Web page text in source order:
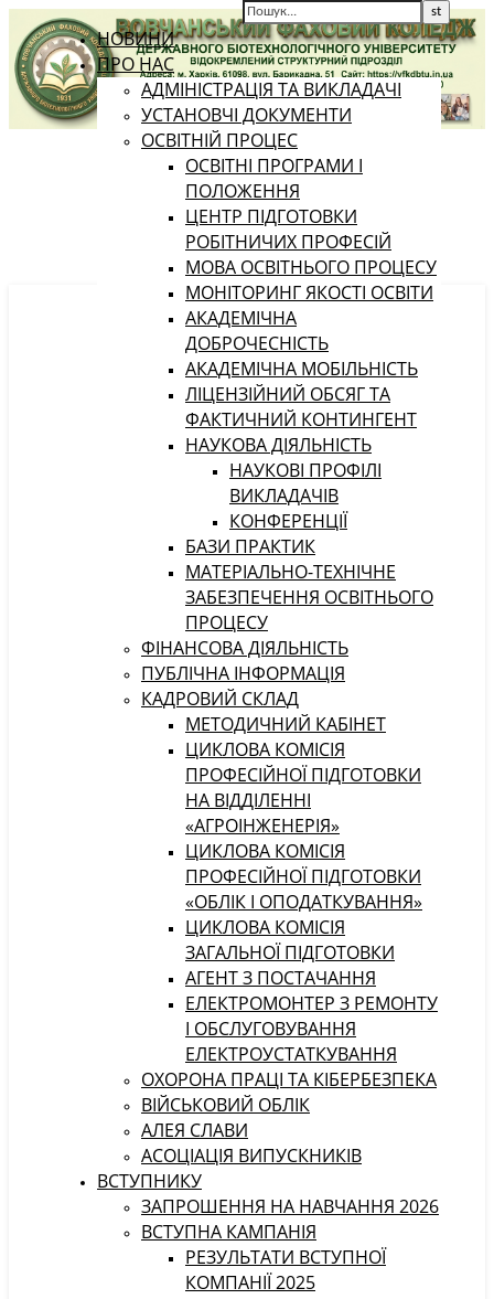
НОВИНИ
ПРО НАС
АДМІНІСТРАЦІЯ ТА ВИКЛАДАЧІ
УСТАНОВЧІ ДОКУМЕНТИ
ОСВІТНІЙ ПРОЦЕС
ОСВІТНІ ПРОГРАМИ І
ПОЛОЖЕННЯ
ЦЕНТР ПІДГОТОВКИ
РОБІТНИЧИХ ПРОФЕСІЙ
МОВА ОСВІТНЬОГО ПРОЦЕСУ
МОНІТОРИНГ ЯКОСТІ ОСВІТИ
АКАДЕМІЧНА
ДОБРОЧЕСНІСТЬ
АКАДЕМІЧНА МОБІЛЬНІСТЬ
ЛІЦЕНЗІЙНИЙ ОБСЯГ ТА
ФАКТИЧНИЙ КОНТИНГЕНТ
НАУКОВА ДІЯЛЬНІСТЬ
НАУКОВІ ПРОФІЛІ
ВИКЛАДАЧІВ
КОНФЕРЕНЦІЇ
БАЗИ ПРАКТИК
МАТЕРІАЛЬНО-ТЕХНІЧНЕ
ЗАБЕЗПЕЧЕННЯ ОСВІТНЬОГО
ПРОЦЕСУ
ФІНАНСОВА ДІЯЛЬНІСТЬ
ПУБЛІЧНА ІНФОРМАЦІЯ
КАДРОВИЙ СКЛАД
МЕТОДИЧНИЙ КАБІНЕТ
ЦИКЛОВА КОМІСІЯ
ПРОФЕСІЙНОЇ ПІДГОТОВКИ
НА ВІДДІЛЕННІ
«АГРОІНЖЕНЕРІЯ»
ЦИКЛОВА КОМІСІЯ
ПРОФЕСІЙНОЇ ПІДГОТОВКИ
«ОБЛІК І ОПОДАТКУВАННЯ»
ЦИКЛОВА КОМІСІЯ
ЗАГАЛЬНОЇ ПІДГОТОВКИ
АГЕНТ З ПОСТАЧАННЯ
ЕЛЕКТРОМОНТЕР З РЕМОНТУ
І ОБСЛУГОВУВАННЯ
ЕЛЕКТРОУСТАТКУВАННЯ
ОХОРОНА ПРАЦІ ТА КІБЕРБЕЗПЕКА
ВІЙСЬКОВИЙ ОБЛІК
АЛЕЯ СЛАВИ
АСОЦІАЦІЯ ВИПУСКНИКІВ
ВСТУПНИКУ
ЗАПРОШЕННЯ НА НАВЧАННЯ 2026
ВСТУПНА КАМПАНІЯ
РЕЗУЛЬТАТИ ВСТУПНОЇ
КОМПАНІЇ 2025